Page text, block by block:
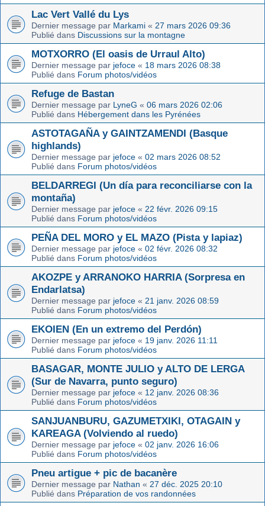
Lac Vert Vallé du Lys
Dernier message par Markami « 27 mars 2026 09:36
Publié dans Discussions sur la montagne
MOTXORRO (El oasis de Urraul Alto)
Dernier message par jefoce « 18 mars 2026 08:38
Publié dans Forum photos/vidéos
Refuge de Bastan
Dernier message par LyneG « 06 mars 2026 02:06
Publié dans Hébergement dans les Pyrénées
ASTOTAGAÑA y GAINTZAMENDI (Basque
highlands)
Dernier message par jefoce « 02 mars 2026 08:52
Publié dans Forum photos/vidéos
BELDARREGI (Un día para reconciliarse con la
montaña)
Dernier message par jefoce « 22 févr. 2026 09:15
Publié dans Forum photos/vidéos
PEÑA DEL MORO y EL MAZO (Pista y lapiaz)
Dernier message par jefoce « 02 févr. 2026 08:32
Publié dans Forum photos/vidéos
AKOZPE y ARRANOKO HARRIA (Sorpresa en
Endarlatsa)
Dernier message par jefoce « 21 janv. 2026 08:59
Publié dans Forum photos/vidéos
EKOIEN (En un extremo del Perdón)
Dernier message par jefoce « 19 janv. 2026 11:11
Publié dans Forum photos/vidéos
BASAGAR, MONTE JULIO y ALTO DE LERGA
(Sur de Navarra, punto seguro)
Dernier message par jefoce « 12 janv. 2026 08:36
Publié dans Forum photos/vidéos
SANJUANBURU, GAZUMETXIKI, OTAGAIN y
KAREAGA (Volviendo al ruedo)
Dernier message par jefoce « 02 janv. 2026 16:06
Publié dans Forum photos/vidéos
Pneu artigue + pic de bacanère
Dernier message par Nathan « 27 déc. 2025 20:10
Publié dans Préparation de vos randonnées